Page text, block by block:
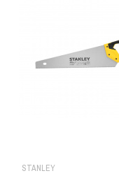
STANLEY